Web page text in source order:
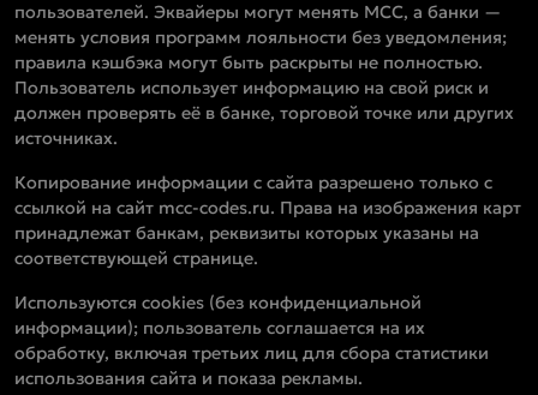
пользователей. Эквайеры могут менять MCC, а банки —
менять условия программ лояльности без уведомления;
правила кэшбэка могут быть раскрыты не полностью.
Пользователь использует информацию на свой риск и
должен проверять её в банке, торговой точке или других
источниках.
Копирование информации с сайта разрешено только с
ссылкой на сайт mcc-codes.ru. Права на изображения карт
принадлежат банкам, реквизиты которых указаны на
соответствующей странице.
Используются cookies (без конфиденциальной
информации); пользователь соглашается на их
обработку, включая третьих лиц для сбора статистики
использования сайта и показа рекламы.